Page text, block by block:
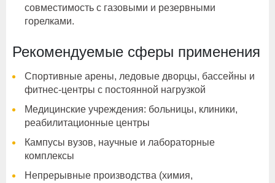
совместимость с газовыми и резервными
горелками.
Рекомендуемые сферы применения
Спортивные арены, ледовые дворцы, бассейны и
фитнес-центры с постоянной нагрузкой
Медицинские учреждения: больницы, клиники,
реабилитационные центры
Кампусы вузов, научные и лабораторные
комплексы
Непрерывные производства (химия,